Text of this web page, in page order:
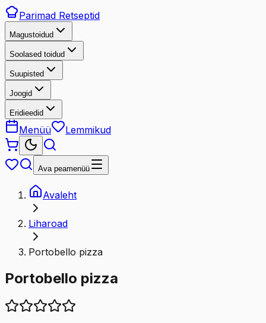
Parimad Retseptid
Magustoidud
Soolased toidud
Suupisted
Joogid
Eridieedid
Menüü Lemmikud
Ava peamenüü
Avaleht
Liharoad
Portobello pizza
Portobello pizza